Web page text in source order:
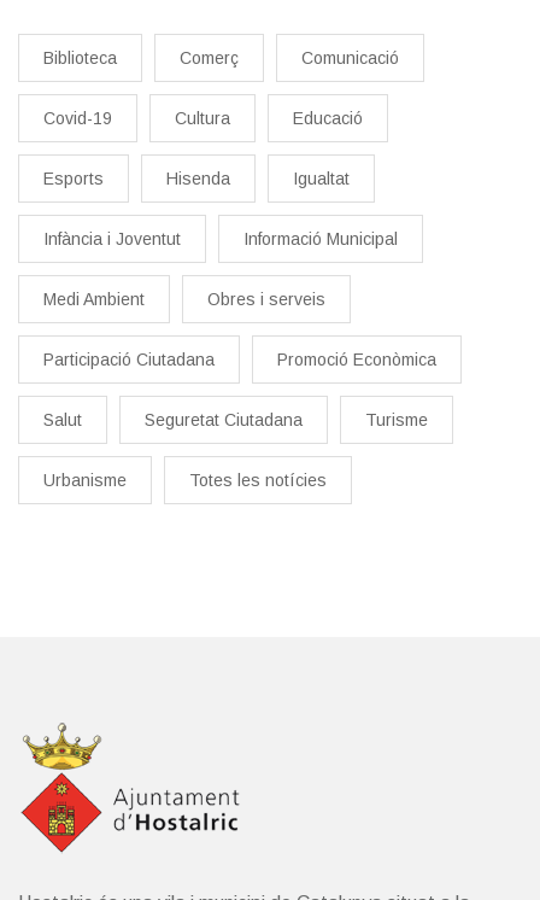
Biblioteca Comerç Comunicació
Covid-19 Cultura Educació
Esports Hisenda Igualtat
Infància i Joventut Informació Municipal
Medi Ambient Obres i serveis
Participació Ciutadana Promoció Econòmica
Salut Seguretat Ciutadana Turisme
Urbanisme Totes les notícies